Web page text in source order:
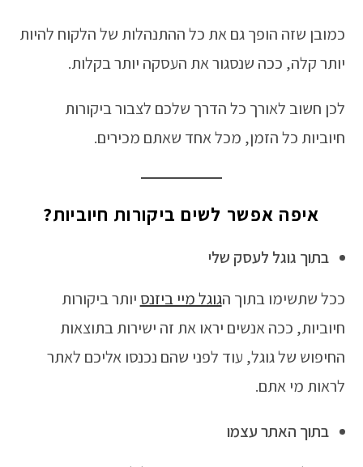
כמובן שזה הופך גם את כל ההתנהלות של הלקוח להיות
יותר קלה, ככה שנסגור את העסקה יותר בקלות.
לכן חשוב לאורך כל הדרך שלכם לצבור ביקורות
חיוביות כל הזמן, מכל אחד שאתם מכירים.
איפה אפשר לשים ביקורות חיוביות?
בתוך גוגל לעסק שלי
ככל שתשימו בתוך הגוגל מיי ביזנס יותר ביקורות
חיוביות, ככה אנשים יראו את זה ישירות בתוצאות
החיפוש של גוגל, עוד לפני שהם נכנסו אליכם לאתר
לראות מי אתם.
בתוך האתר עצמו